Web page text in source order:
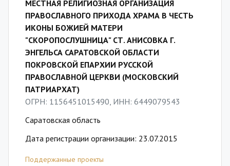
МЕСТНАЯ РЕЛИГИОЗНАЯ ОРГАНИЗАЦИЯ
ПРАВОСЛАВНОГО ПРИХОДА ХРАМА В ЧЕСТЬ
ИКОНЫ БОЖИЕЙ МАТЕРИ
"СКОРОПОСЛУШНИЦА" СТ. АНИСОВКА Г.
ЭНГЕЛЬСА САРАТОВСКОЙ ОБЛАСТИ
ПОКРОВСКОЙ ЕПАРХИИ РУССКОЙ
ПРАВОСЛАВНОЙ ЦЕРКВИ (МОСКОВСКИЙ
ПАТРИАРХАТ)
ОГРН: 1156451015490, ИНН: 6449079543
Саратовская область
Дата регистрации организации: 23.07.2015
Поддержанные проекты